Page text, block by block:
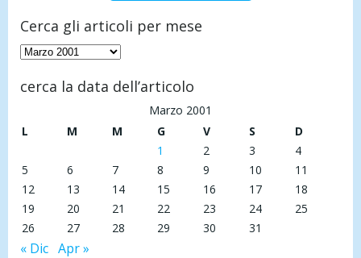
Cerca gli articoli per mese
Cerca
articoli
mese
cerca la data dell’articolo
Marzo 2001
L
M M G V S
D
1
2 3
4
5
6 7 8 9 10
11
12
13 14 15 16 17
18
19
20 21 22 23 24
25
26
27 28 29 30 31
« Dic Apr »